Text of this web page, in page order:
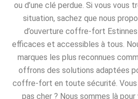
ou d’une clé perdue. Si vous vous
situation, sachez que nous
d’ouverture coffre-fort
efficaces et accessibles à tous.
marques les plus reconnues
offrons des solutions adaptées
coffre-fort en toute sécurité. Vous
pas cher ? Nous sommes là